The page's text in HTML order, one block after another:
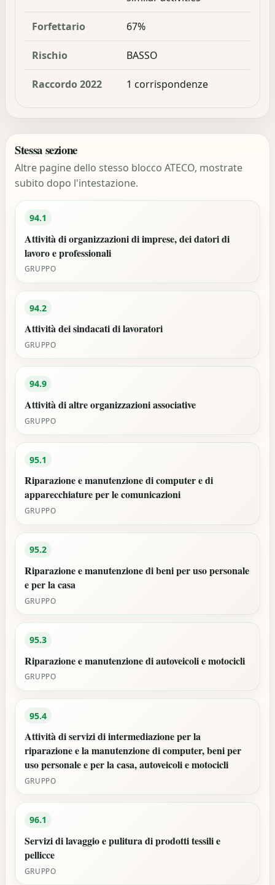
Forfettario 67%
Rischio BASSO
Raccordo 2022 1 corrispondenze
Stessa sezione
Altre pagine dello stesso blocco ATECO, mostrate
subito dopo l'intestazione.
94.1
Attività di organizzazioni di imprese, dei datori di
lavoro e professionali
GRUPPO
94.2
Attività dei sindacati di lavoratori
GRUPPO
94.9
Attività di altre organizzazioni associative
GRUPPO
95.1
Riparazione e manutenzione di computer e di
apparecchiature per le comunicazioni
GRUPPO
95.2
Riparazione e manutenzione di beni per uso personale
e per la casa
GRUPPO
95.3
Riparazione e manutenzione di autoveicoli e motocicli
GRUPPO
95.4
Attività di servizi di intermediazione per la
riparazione e la manutenzione di computer, beni per
uso personale e per la casa, autoveicoli e motocicli
GRUPPO
96.1
Servizi di lavaggio e pulitura di prodotti tessili e
pellicce
GRUPPO